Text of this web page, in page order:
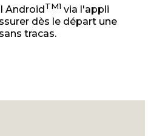
Android TM1 via l'appli
dès le départ une
tracas.